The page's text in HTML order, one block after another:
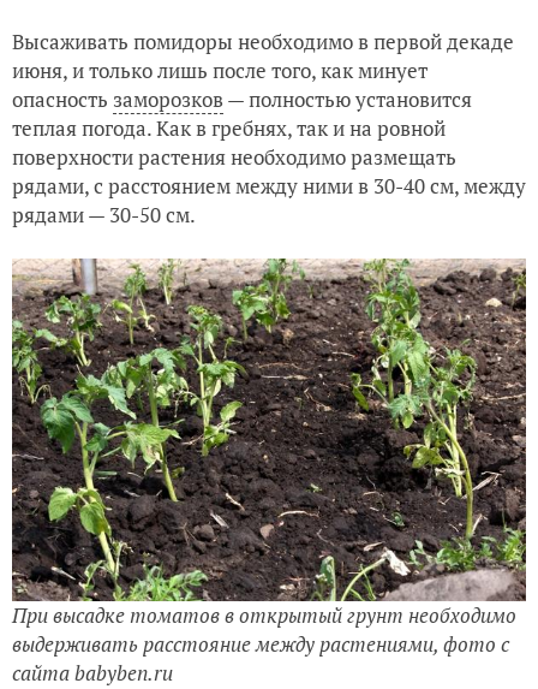
Высаживать помидоры необходимо в первой декаде
июня, и только лишь после того, как минует
опасность заморозков— полностью установится
теплая погода. Как в гребнях, так и на ровной
поверхности растения необходимо размещать
рядами, с расстоянием между ними в 30-40 см, между
рядами — 30-50 см.
При высадке томатов в открытый грунт необходимо
выдерживать расстояние между растениями, фото с
сайта babyben.ru